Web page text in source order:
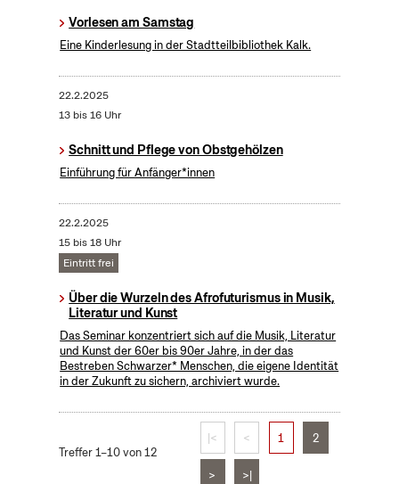
Vorlesen am Samstag
Eine Kinderlesung in der Stadtteilbibliothek Kalk.
22.2.2025
13 bis 16 Uhr
Schnitt und Pflege von Obstgehölzen
Einführung für Anfänger*innen
22.2.2025
15 bis 18 Uhr
Eintritt frei
Über die Wurzeln des Afrofuturismus in Musik,
Literatur und Kunst
Das Seminar konzentriert sich auf die Musik, Literatur
und Kunst der 60er bis 90er Jahre, in der das
Bestreben Schwarzer* Menschen, die eigene Identität
in der Zukunft zu sichern, archiviert wurde.
Treffer 1–10 von 12
|< < 1 2
> >|